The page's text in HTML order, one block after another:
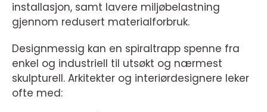
installasjon, samt lavere miljøbelastning
gjennom redusert materialforbruk.
Designmessig kan en spiraltrapp spenne fra
enkel og industriell til utsøkt og nærmest
skulpturell. Arkitekter og interiørdesignere leker
ofte med: